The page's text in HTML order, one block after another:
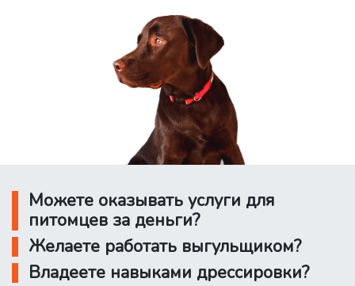
Можете оказывать услуги для
питомцев за деньги?
Желаете работать выгульщиком?
Владеете навыками дрессировки?